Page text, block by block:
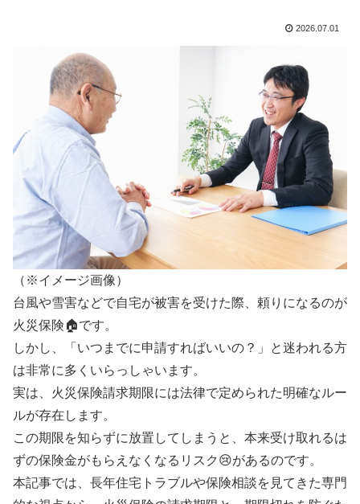
2026.07.01
（※イメージ画像）
台風や雪害などで自宅が被害を受けた際、頼りになるのが
火災保険🏠です。
しかし、「いつまでに申請すればいいの？」と迷われる方
は非常に多くいらっしゃいます。
実は、火災保険請求期限には法律で定められた明確なルー
ルが存在します。
この期限を知らずに放置してしまうと、本来受け取れるは
ずの保険金がもらえなくなるリスク😢があるのです。
本記事では、長年住宅トラブルや保険相談を見てきた専門